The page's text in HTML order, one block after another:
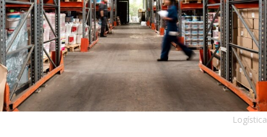
Logística